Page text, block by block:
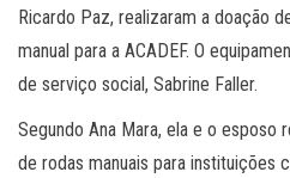
Ricardo Paz, realizaram a doação
manual para a ACADEF. O
de serviço social, Sabrine Faller.
Segundo Ana Mara, ela e o esposo
de rodas manuais para instituições